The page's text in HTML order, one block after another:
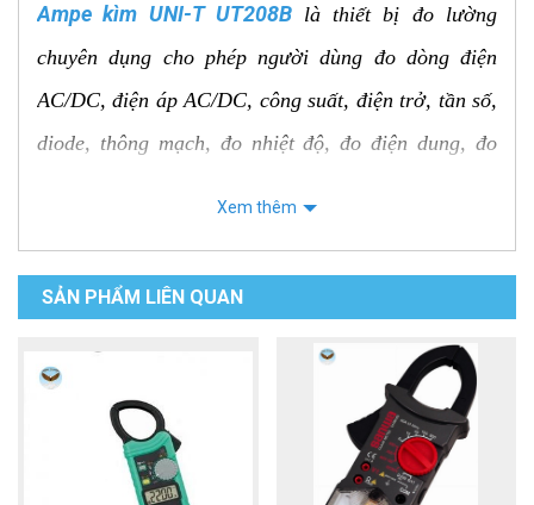
Ampe kìm UNI-T UT208B là thiết bị đo lường
chuyên dụng cho phép người dùng đo dòng điện
AC/DC, điện áp AC/DC, công suất, điện trở, tần số,
diode, thông mạch, đo nhiệt độ, đo điện dung, đo
sóng phi hình sin. UT208B được trang bị màn hình
LCD lớn hiển thị rõ ràng các thông số đo lường,
đèn pin, chức năng ghi giá trị
MAX/MIN/Peak/Relative, chức năng đo dòng điện
rò rỉ AC/DC. Máy có thiết kế nhỏ gọn, trọng lượng
nhẹ, dễ dàng mang theo và sử dụng.
Xem thêm
SẢN PHẨM LIÊN QUAN